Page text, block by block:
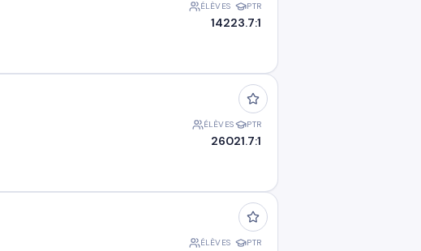
ÉLÈVES
142
PTR
23.7:1
ÉLÈVES
260
PTR
21.7:1
ÉLÈVES PTR